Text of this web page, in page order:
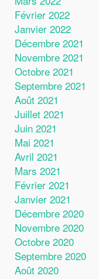
Février 2022
Janvier 2022
Décembre 2021
Novembre 2021
Octobre 2021
Septembre 2021
Août 2021
Juillet 2021
Juin 2021
Mai 2021
Avril 2021
Mars 2021
Février 2021
Janvier 2021
Décembre 2020
Novembre 2020
Octobre 2020
Septembre 2020
Août 2020